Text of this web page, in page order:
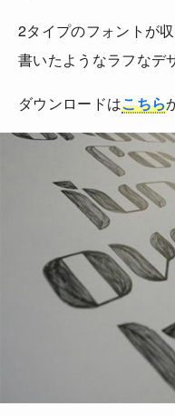
2タイプのフォントが
書いたようなラフなデ
ダウンロードはこちら